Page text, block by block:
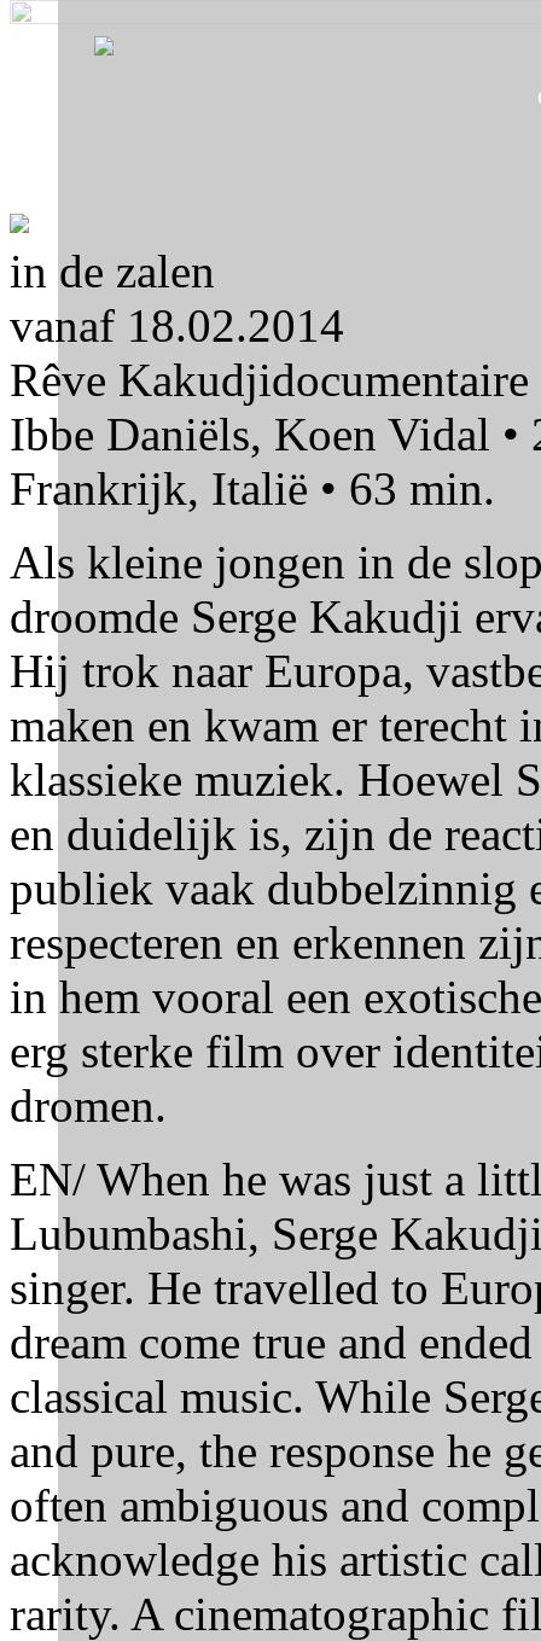
Skip to navigation
Skip to main content
in de zalen
vanaf 18.02.2014
Rêve Kakudjidocumentaire
Ibbe Daniëls, Koen Vidal •
Frankrijk, Italië • 63 min.
Als kleine jongen in de
droomde Serge Kakudji
Hij trok naar Europa,
maken en kwam er terecht
klassieke muziek. Hoewel
en duidelijk is, zijn de
publiek vaak dubbelzinnig
respecteren en erkennen
in hem vooral een
erg sterke film over
dromen.
EN/ When he was just a
Lubumbashi, Serge
singer. He travelled to
dream come true and
classical music. While
and pure, the response he
often ambiguous and
acknowledge his artistic
rarity. A cinematographic